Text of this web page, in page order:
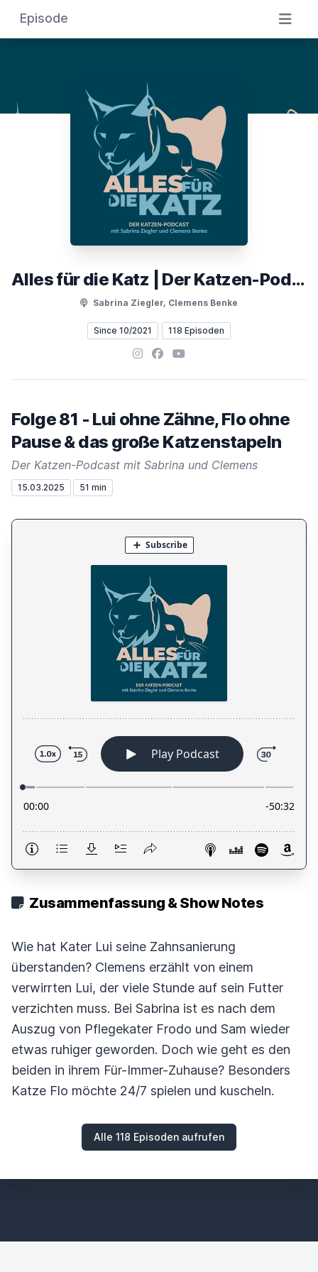
Episode
Alles für die Katz | Der Katzen-Podcast
Sabrina Ziegler, Clemens Benke
Since 10/2021 118 Episoden
Instagram
Facebook
YouTube
Folge 81 - Lui ohne Zähne, Flo ohne
Pause & das große Katzenstapeln
Der Katzen-Podcast mit Sabrina und Clemens
15.03.2025 51 min
Zusammenfassung & Show Notes
Wie hat Kater Lui seine Zahnsanierung
überstanden? Clemens erzählt von einem
verwirrten Lui, der viele Stunde auf sein Futter
verzichten muss. Bei Sabrina ist es nach dem
Auszug von Pflegekater Frodo und Sam wieder
etwas ruhiger geworden. Doch wie geht es den
beiden in ihrem Für-Immer-Zuhause? Besonders
Katze Flo möchte 24/7 spielen und kuscheln.
Alle 118 Episoden aufrufen